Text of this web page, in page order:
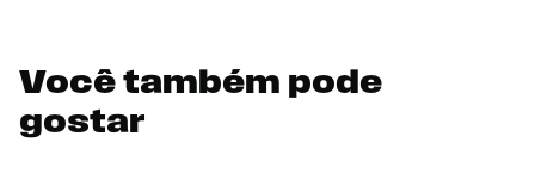
Você também pode
gostar